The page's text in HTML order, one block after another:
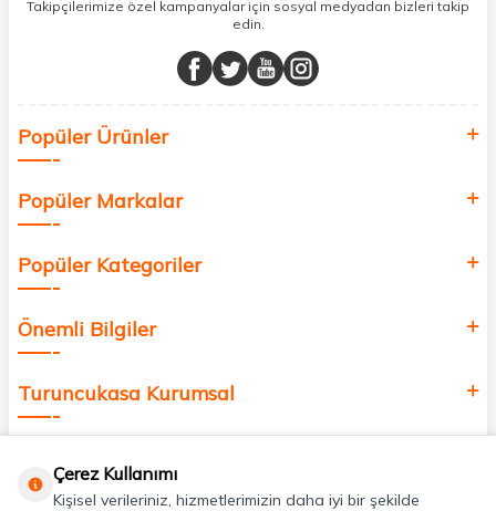
sunuyoruz.
buluşturuyor ve online alışveriş deneyiminizi en iyi hale getiriyoruz.
Sağlık, güzellik ve iyi yaşam için aradığınız her şey burada!
değer katmak için bize katılın!
Takipçilerimize özel kampanyalar için sosyal medyadan bizleri takip
edin.
Popüler Ürünler
Popüler Markalar
Popüler Kategoriler
Önemli Bilgiler
Turuncukasa Kurumsal
Çerez Kullanımı
Kişisel verileriniz, hizmetlerimizin daha iyi bir şekilde